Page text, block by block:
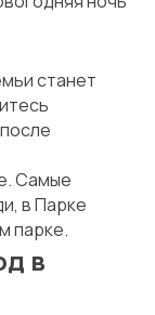
станет
Самые
в Парке
парке.
в